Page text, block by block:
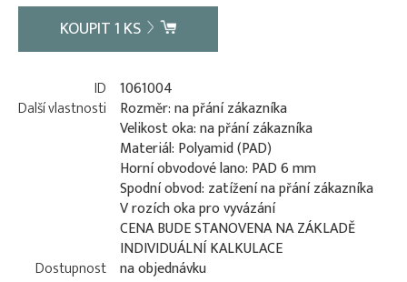
KOUPIT1 KS
ID 1061004
Další vlastnosti
Rozměr: na přání zákazníka
Velikost oka: na přání zákazníka
Materiál: Polyamid (PAD)
Horní obvodové lano: PAD 6 mm
Spodní obvod: zatížení na přání zákazníka
V rozích oka pro vyvázání
CENA BUDE STANOVENA NA ZÁKLADĚ
INDIVIDUÁLNÍ KALKULACE
Dostupnost na objednávku